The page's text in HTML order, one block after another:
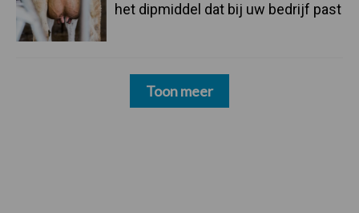
het dipmiddel dat bij uw bedrijf past
Toon meer